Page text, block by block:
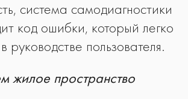
система самодиагностики
код ошибки, который легко
руководстве пользователя.
жилое пространство